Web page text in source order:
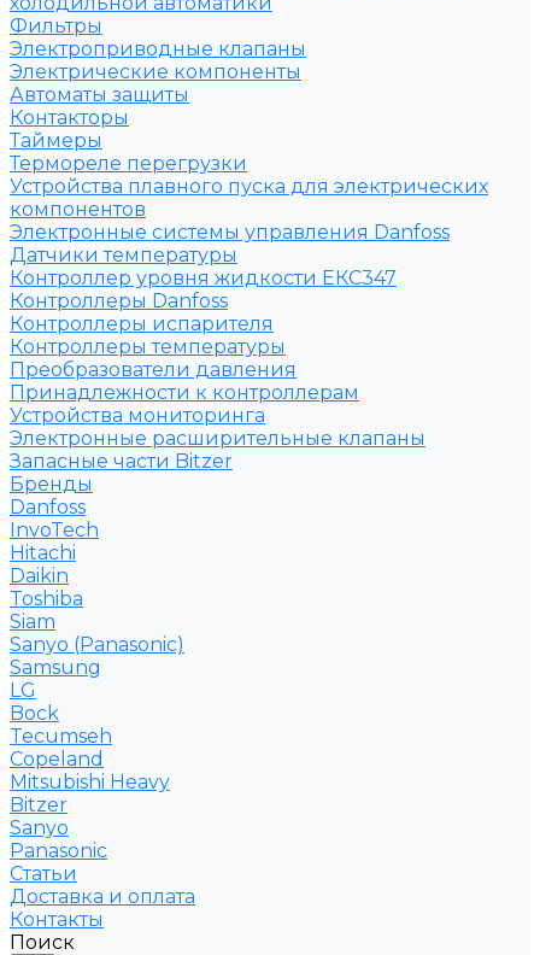
Фильтры
Электроприводные клапаны
Электрические компоненты
Автоматы защиты
Контакторы
Таймеры
Термореле перегрузки
Устройства плавного пуска для электрических
компонентов
Электронные системы управления Danfoss
Датчики температуры
Контроллер уровня жидкости ЕКС347
Контроллеры Danfoss
Контроллеры испарителя
Контроллеры температуры
Преобразователи давления
Принадлежности к контроллерам
Устройства мониторинга
Электронные расширительные клапаны
Запасные части Bitzer
Бренды
Danfoss
InvoTech
Hitachi
Daikin
Toshiba
Siam
Sanyo (Panasonic)
Samsung
LG
Bock
Tecumseh
Copeland
Mitsubishi Heavy
Bitzer
Sanyo
Рanasonic
Статьи
Доставка и оплата
Контакты
Поиск